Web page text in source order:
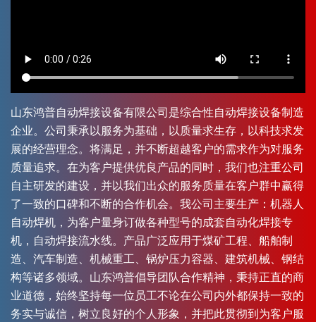
山东鸿普自动焊接设备有限公司是综合性自动焊接设备制造
企业。公司秉承以服务为基础，以质量求生存，以科技求发
展的经营理念。将满足，并不断超越客户的需求作为对服务
质量追求。在为客户提供优良产品的同时，我们也注重公司
自主研发的建设，并以我们出众的服务质量在客户群中赢得
了一致的口碑和不断的合作机会。我公司主要生产：机器人
自动焊机，为客户量身订做各种型号的成套自动化焊接专
机，自动焊接流水线。产品广泛应用于煤矿工程、船舶制
造、汽车制造、机械重工、锅炉压力容器、建筑机械、钢结
构等诸多领域。山东鸿普倡导团队合作精神，秉持正直的商
业道德，始终坚持每一位员工不论在公司内外都保持一致的
务实与诚信，树立良好的个人形象，并把此贯彻到为客户服